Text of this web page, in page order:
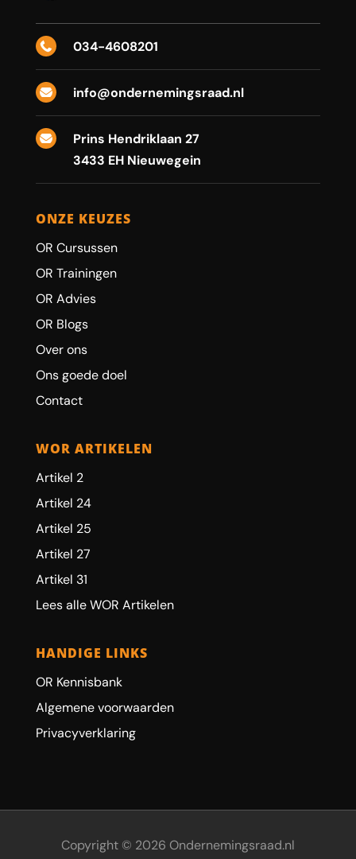
 034-4608201
 info@ondernemingsraad.nl

Prins Hendriklaan 27
3433 EH Nieuwegein
ONZE KEUZES
OR Cursussen
OR Trainingen
OR Advies
OR Blogs
Over ons
Ons goede doel
Contact
WOR ARTIKELEN
Artikel 2
Artikel 24
Artikel 25
Artikel 27
Artikel 31
Lees alle WOR Artikelen
HANDIGE LINKS
OR Kennisbank
Algemene voorwaarden
Privacyverklaring
Copyright © 2026 Ondernemingsraad.nl